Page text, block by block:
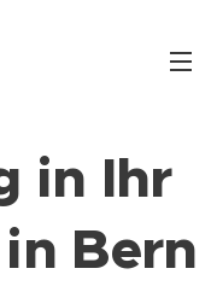
in Ihr
Bern